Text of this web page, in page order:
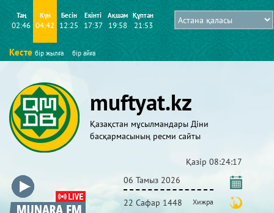
Таң
02:46
Күн
04:42
Бесін
12:25
Екінті
17:37
Ақшам
19:58
Құптан
21:53
Кесте бір жылға бір айға
muftyat.kz
Қазақстан мұсылмандары Діни
басқармасының ресми сайты
Қазір 08:24:18
06 Тамыз 2026
22 Сафар 1448 Хижра